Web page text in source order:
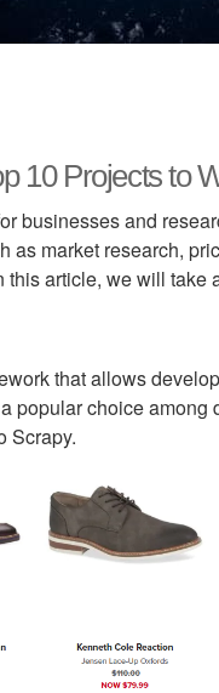
10 Projects to
businesses and
as market research,
article, we will
that allows
popular choice
Scrapy.